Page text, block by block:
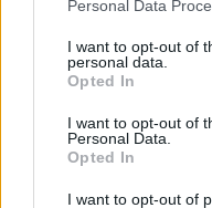
Personal Data
I want to opt-out of
personal data.
Opted In
I want to opt-out of
Personal Data.
Opted In
I want to opt-out of
Lietuva
Užulėnyje – Smetoninių
šventė: istorikai kels